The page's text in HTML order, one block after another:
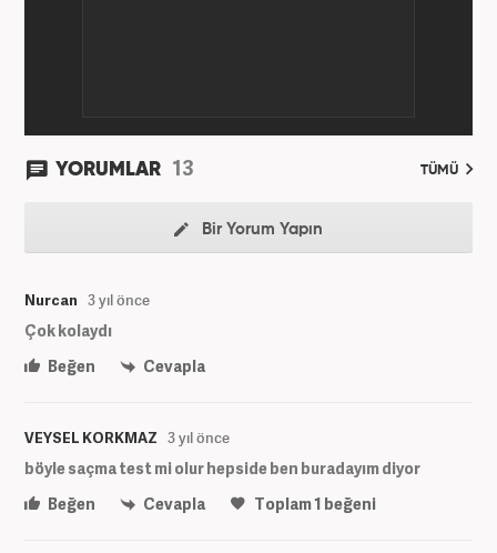
YORUMLAR 13 TÜMÜ
Bir Yorum Yapın
Nurcan 3 yıl önce
Çok kolaydı
Beğen
Cevapla
VEYSEL KORKMAZ 3 yıl önce
böyle saçma test mi olur hepside ben buradayım diyor
Beğen
Cevapla Toplam1 beğeni